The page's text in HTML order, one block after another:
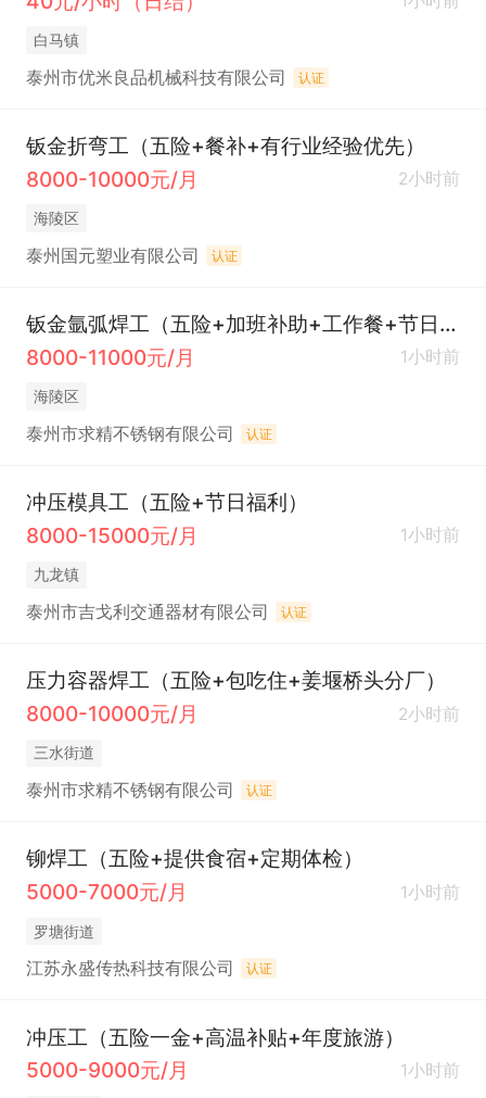
白马镇
泰州市优米良品机械科技有限公司 认证
钣金折弯工（五险+餐补+有行业经验优先）
8000-10000元/月
2小时前
海陵区
泰州国元塑业有限公司 认证
钣金氩弧焊工（五险+加班补助+工作餐+节日福利）
8000-11000元/月
1小时前
海陵区
泰州市求精不锈钢有限公司 认证
冲压模具工（五险+节日福利）
8000-15000元/月
1小时前
九龙镇
泰州市吉戈利交通器材有限公司 认证
压力容器焊工（五险+包吃住+姜堰桥头分厂）
8000-10000元/月
2小时前
三水街道
泰州市求精不锈钢有限公司 认证
铆焊工（五险+提供食宿+定期体检）
5000-7000元/月
1小时前
罗塘街道
江苏永盛传热科技有限公司 认证
冲压工（五险一金+高温补贴+年度旅游）
5000-9000元/月
1小时前